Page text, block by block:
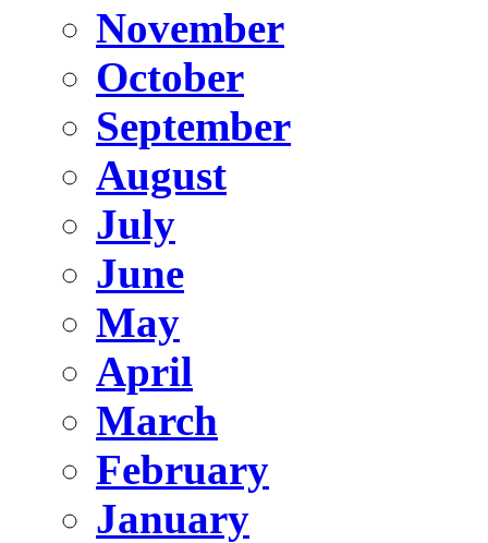
November
October
September
August
July
June
May
April
March
February
January